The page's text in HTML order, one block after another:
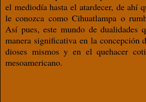
el mediodía hasta el atardecer, de ahí
le conozca como Cihuatlampa o
Así pues, este mundo de dualidades
manera significativa en la concepción
dioses mismos y en el quehacer
mesoamericano.